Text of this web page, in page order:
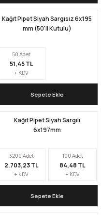
Geri Dönüştürülebilir Doypack
Kağıt Pipet Siyah Sargısız 6x195
mm (50'li Kutulu)
50 Adet
51,45 TL
+ KDV
Sepete Ekle
Kağıt Pipet Siyah Sargılı
6x197mm
100 Adet
84,48 TL
+ KDV
3200 Adet
2.703,23 TL
+ KDV
Sepete Ekle